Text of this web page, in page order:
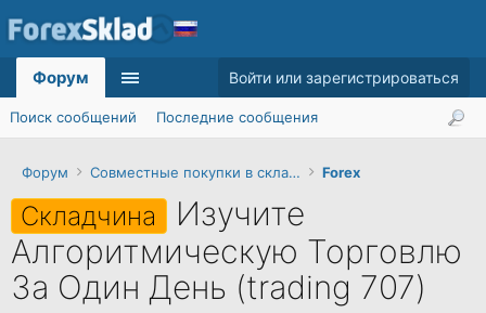
Форум Совместные покупки в складчинуForex
Складчина Изучите
Алгоритмическую Торговлю
За Один День (trading 707)
Форум
Поиск сообщений Последние сообщения
Войти или зарегистрироваться